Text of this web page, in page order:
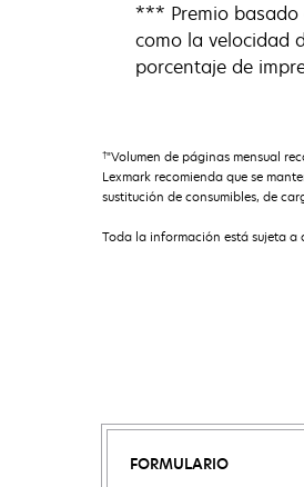
*** Premio basado
como la velocidad
porcentaje de
†"Volumen de páginas mensual
Lexmark recomienda que se
sustitución de consumibles, de
Toda la información está sujeta a
FORMULARIO